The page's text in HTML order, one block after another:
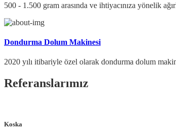
500 - 1.500 gram arasında ve ihtiyacınıza yönelik
Dondurma Dolum Makinesi
2020 yılı itibariyle özel olarak dondurma dolum
Referanslarımız
Koska